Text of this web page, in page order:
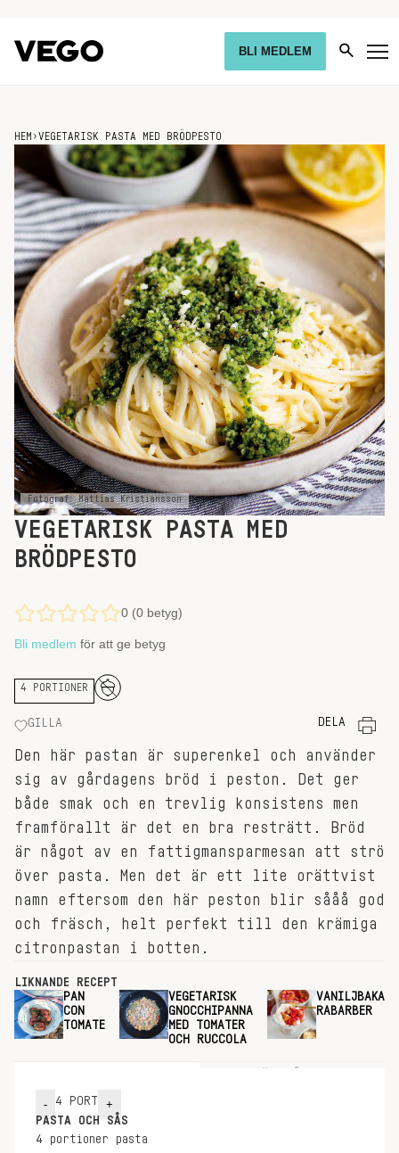
BLI MEDLEM
HEM ›VEGETARISK PASTA MED BRÖDPESTO
Fotograf: Mattias Kristiansson
VEGETARISK PASTA MED
BRÖDPESTO
0 (0 betyg)
Bli medlem för att ge betyg
4 PORTIONER
GILLA DELA
Den här pastan är superenkel och använder
sig av gårdagens bröd i peston. Det ger
både smak och en trevlig konsistens men
framförallt är det en bra resträtt. Bröd
är något av en fattigmansparmesan att strö
över pasta. Men det är ett lite orättvist
namn eftersom den här peston blir sååå god
och fräsch, helt perfekt till den krämiga
citronpastan i botten.
LIKNANDE RECEPT
PAN
CON
TOMATE
VEGETARISK
GNOCCHIPANNA
MED TOMATER
OCH RUCCOLA
VANILJBAKADE
RABARBER
- 4 PORT +
PASTA OCH SÅS
4 portioner
pasta